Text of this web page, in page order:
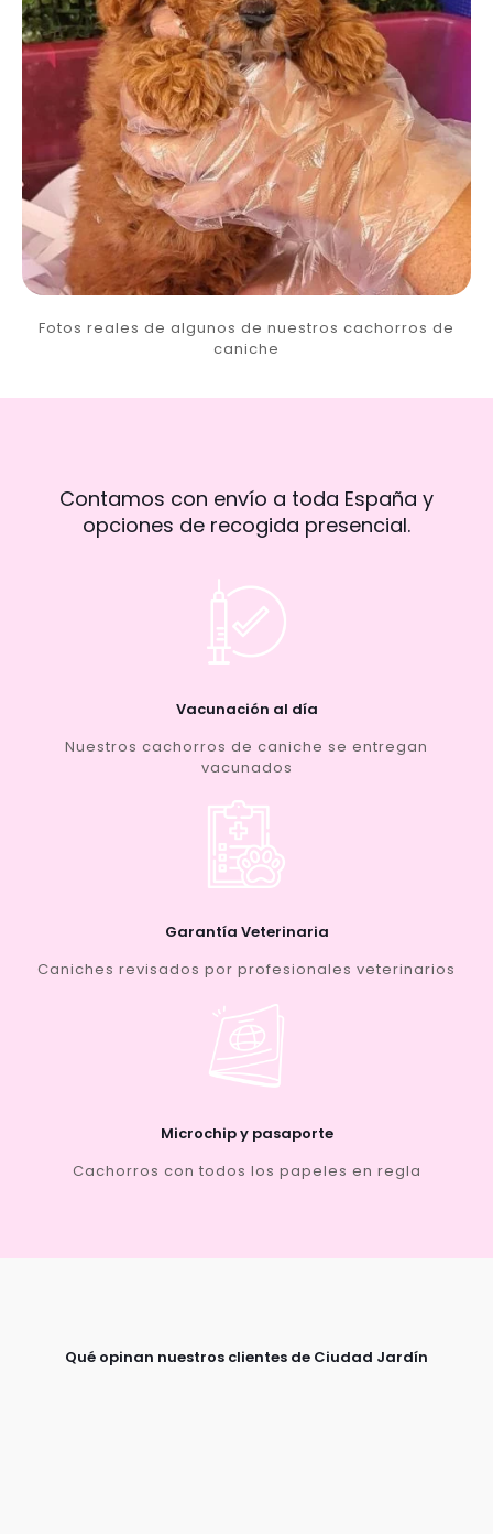
Fotos reales de algunos de nuestros cachorros de
caniche
Contamos con envío a toda España y
opciones de recogida presencial.
Vacunación al día
Nuestros cachorros de caniche se entregan
vacunados
Garantía Veterinaria
Caniches revisados por profesionales veterinarios
Microchip y pasaporte
Cachorros con todos los papeles en regla
Qué opinan nuestros clientes de Ciudad Jardín